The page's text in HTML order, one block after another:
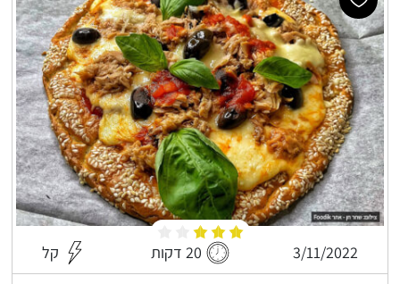
3/11/2022 20 דקות קל